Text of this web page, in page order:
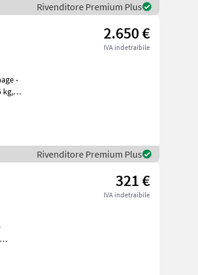
Rivenditore Premium Plus
2.650 €
IVA indetraibile
Rivenditore Premium Plus
321 €
IVA indetraibile